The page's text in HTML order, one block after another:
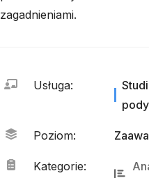
zagadnieniami.
Usługa:
Poziom:
Kategorie: